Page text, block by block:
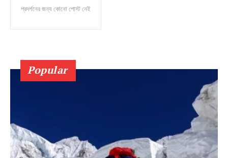
প্রদর্শনের জন্য কোনো পোস্ট নেই
Popular